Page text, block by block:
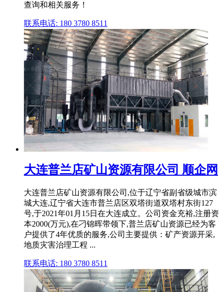
查询和相关服务！
联系电话: 180 3780 8511
大连普兰店矿山资源有限公司 顺企网
大连普兰店矿山资源有限公司,位于辽宁省副省级城市滨
城大连,辽宁省大连市普兰店区双塔街道双塔村东街127
号,于2021年01月15日在大连成立。公司资金充裕,注册资
本2000(万元),在刁锦晖带领下,普兰店矿山资源已经为客
户提供了4年优质的服务,公司主要提供：矿产资源开采,
地质灾害治理工程 ...
联系电话: 180 3780 8511